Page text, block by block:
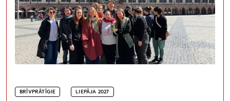
BRĪVPRĀTĪGIE LIEPĀJA 2027